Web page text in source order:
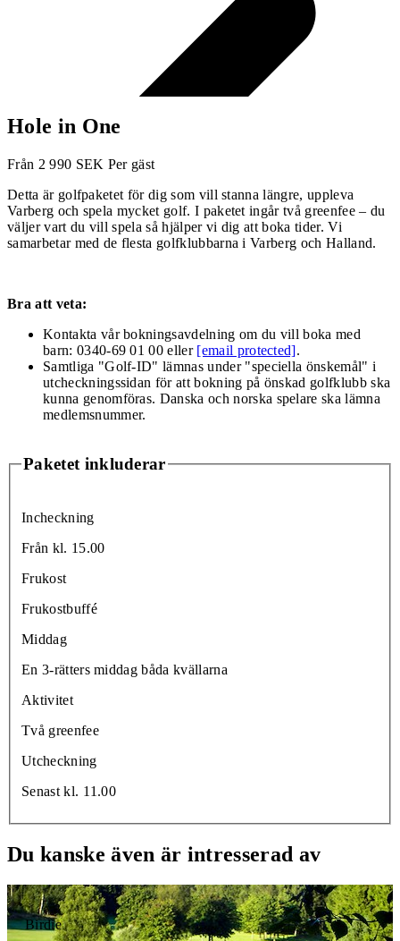
Hole in One
Från 2 990 SEK Per gäst
Detta är golfpaketet för dig som vill stanna längre, uppleva
Varberg och spela mycket golf. I paketet ingår två greenfee – du
väljer vart du vill spela så hjälper vi dig att boka tider. Vi
samarbetar med de flesta golfklubbarna i Varberg och Halland.
Bra att veta:
Kontakta vår bokningsavdelning om du vill boka med
barn: 0340-69 01 00 eller [email protected].
Samtliga "Golf-ID" lämnas under "speciella önskemål" i
utcheckningssidan för att bokning på önskad golfklubb ska
kunna genomföras. Danska och norska spelare ska lämna
medlemsnummer.
Paketet inkluderar
Incheckning
Från kl. 15.00
Frukost
Frukostbuffé
Middag
En 3-rätters middag båda kvällarna
Aktivitet
Två greenfee
Utcheckning
Senast kl. 11.00
Du kanske även är intresserad av
Birdie